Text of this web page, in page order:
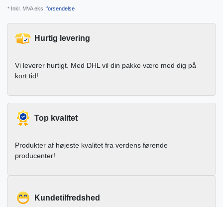
* Inkl. MVA eks. forsendelse
Hurtig levering
Vi leverer hurtigt. Med DHL vil din pakke være med dig på
kort tid!
Top kvalitet
Produkter af højeste kvalitet fra verdens førende
producenter!
Kundetilfredshed